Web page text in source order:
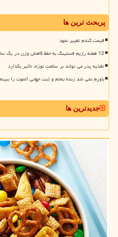
پربحث ترین ها
قیمت گندم تغییر نمود
12 هفته رژیم فستینگ به حفظ کاهش وزن در یک سال بعد کمک نماید
تغذیه پدر می تواند بر سلامت نوزاد تأثیر بگذارد
باورم نمی شد زنده بمانم و ثبت جهانی الموت را
جدیدترین ها